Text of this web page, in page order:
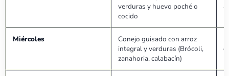
verduras y huevo poché o
cocido
Miércoles
Conejo guisado con arroz
integral y verduras (Brócoli,
zanahoria, calabacín)